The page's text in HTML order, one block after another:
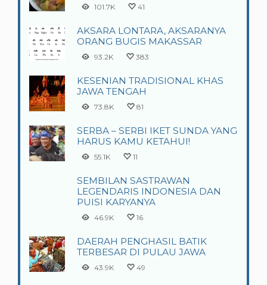
101.7K 41
AKSARA LONTARA, AKSARANYA
ORANG BUGIS MAKASSAR
93.2K 383
KESENIAN TRADISIONAL KHAS
JAWA TENGAH
73.8K 81
SERBA – SERBI IKET SUNDA YANG
HARUS KAMU KETAHUI!
55.1K 11
SEMBILAN SASTRAWAN
LEGENDARIS INDONESIA DAN
PUISI KARYANYA
46.9K 16
DAERAH PENGHASIL BATIK
TERBESAR DI PULAU JAWA
43.9K 49